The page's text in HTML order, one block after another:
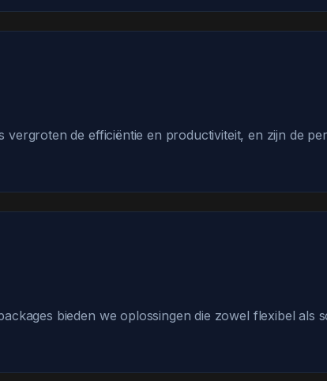
vergroten de efficiëntie en productiviteit, en zijn de
bieden we oplossingen die zowel flexibel als